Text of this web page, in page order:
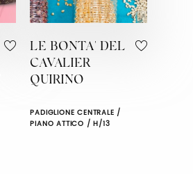
LE BONTA' DEL
CAVALIER
QUIRINO
PADIGLIONE CENTRALE /
PIANO ATTICO / H/13